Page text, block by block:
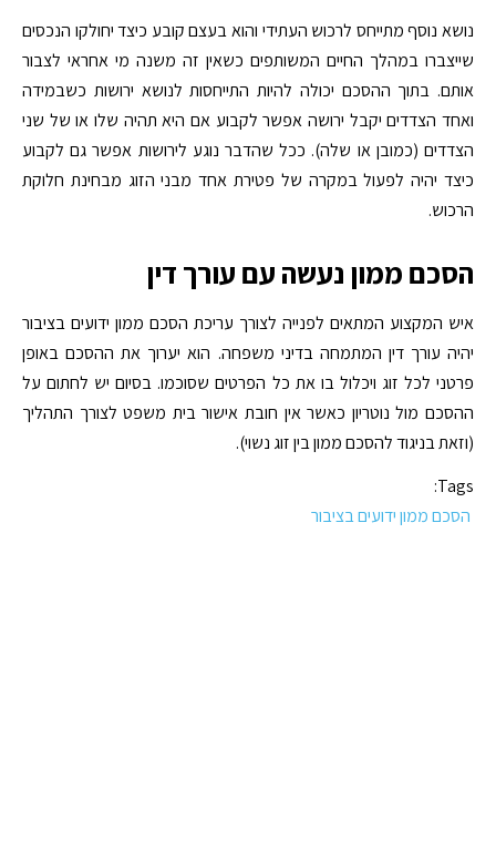
נושא נוסף מתייחס לרכוש העתידי והוא בעצם קובע כיצד יחולקו הנכסים
שייצברו במהלך החיים המשותפים כשאין זה משנה מי אחראי לצבור
אותם. בתוך ההסכם יכולה להיות התייחסות לנושא ירושות כשבמידה
ואחד הצדדים יקבל ירושה אפשר לקבוע אם היא תהיה שלו או של שני
הצדדים (כמובן או שלה). ככל שהדבר נוגע לירושות אפשר גם לקבוע
כיצד יהיה לפעול במקרה של פטירת אחד מבני הזוג מבחינת חלוקת
הרכוש.
הסכם ממון נעשה עם עורך דין
איש המקצוע המתאים לפנייה לצורך עריכת הסכם ממון ידועים בציבור
יהיה עורך דין המתמחה בדיני משפחה. הוא יערוך את ההסכם באופן
פרטני לכל זוג ויכלול בו את כל הפרטים שסוכמו. בסיום יש לחתום על
ההסכם מול נוטריון כאשר אין חובת אישור בית משפט לצורך התהליך
(וזאת בניגוד להסכם ממון בין זוג נשוי).
Tags:
הסכם ממון ידועים בציבור